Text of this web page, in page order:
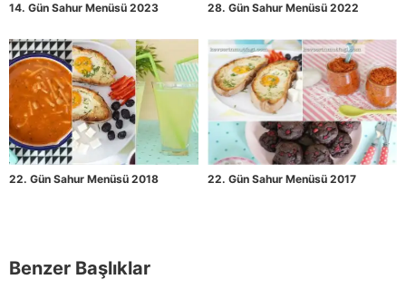
14. Gün Sahur Menüsü 2023 28. Gün Sahur Menüsü 2022
22. Gün Sahur Menüsü 2018 22. Gün Sahur Menüsü 2017
Benzer Başlıklar